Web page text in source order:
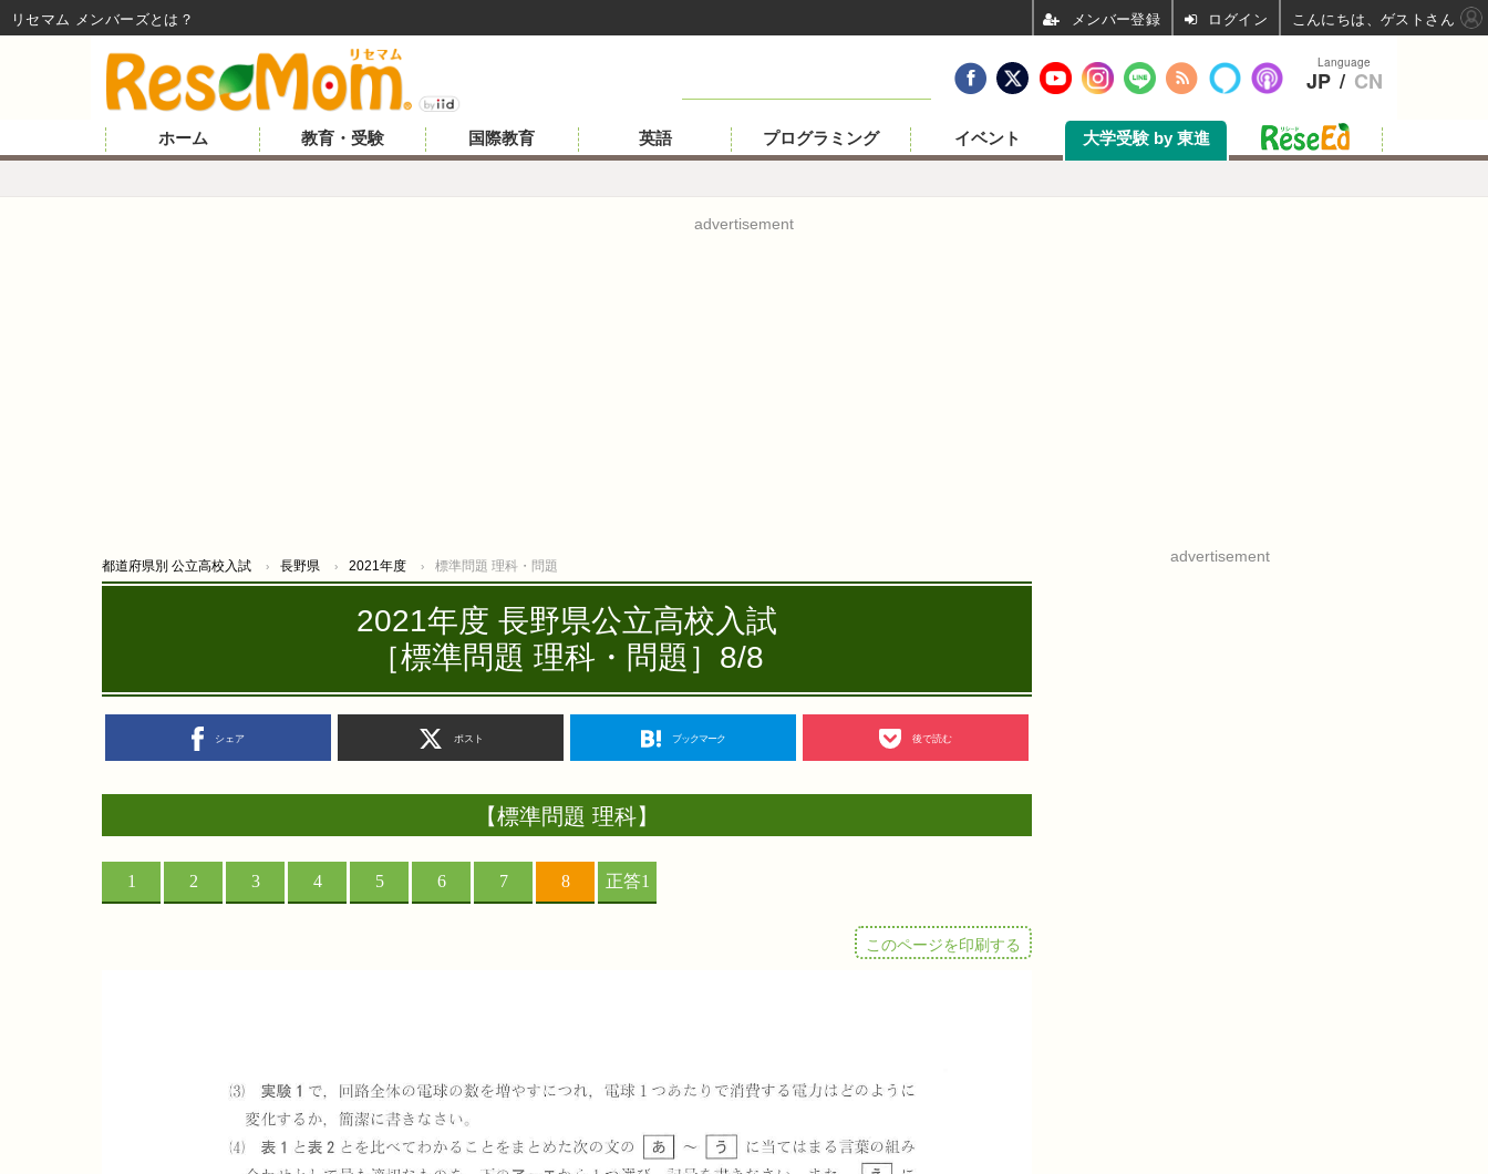
ホーム 教育・受験 国際教育 英語 プログラミング イベント 大学受験 by 東進
advertisement
都道府県別 公立高校入試 長野県 2021年度 標準問題 理科・問題
2021年度 長野県公立高校入試
［標準問題 理科・問題］8/8
シェア ポスト ブックマーク 後で読む
【標準問題 理科】
このページを印刷する
advertisement
Language
JP / CN
リセマム メンバーズ ログイン こんにちは、ゲストさん